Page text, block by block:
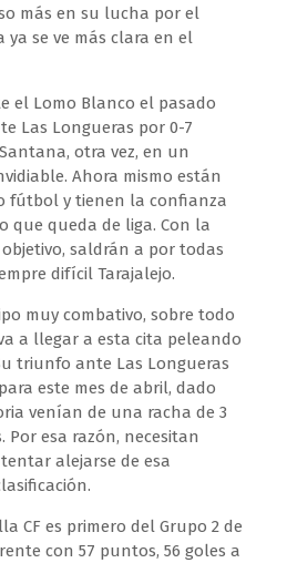
más en su lucha por el
ya se ve más clara en el
el Lomo Blanco el pasado
Las Longueras por 0-7
otra vez, en un
Ahora mismo están
fútbol y tienen la confianza
que queda de liga. Con la
saldrán a por todas
difícil Tarajalejo.
muy combativo, sobre todo
a llegar a esta cita peleando
triunfo ante Las Longueras
este mes de abril, dado
venían de una racha de 3
Por esa razón, necesitan
alejarse de esa
CF es primero del Grupo 2 de
con 57 puntos, 56 goles a